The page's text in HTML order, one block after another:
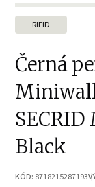
RIFID
Černá
Black
KÓD: 8718215287193